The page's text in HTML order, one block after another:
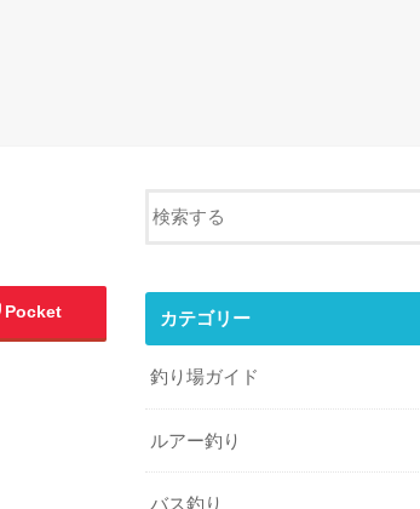
Pocket カテゴリー
釣り場ガイド
ルアー釣り
バス釣り